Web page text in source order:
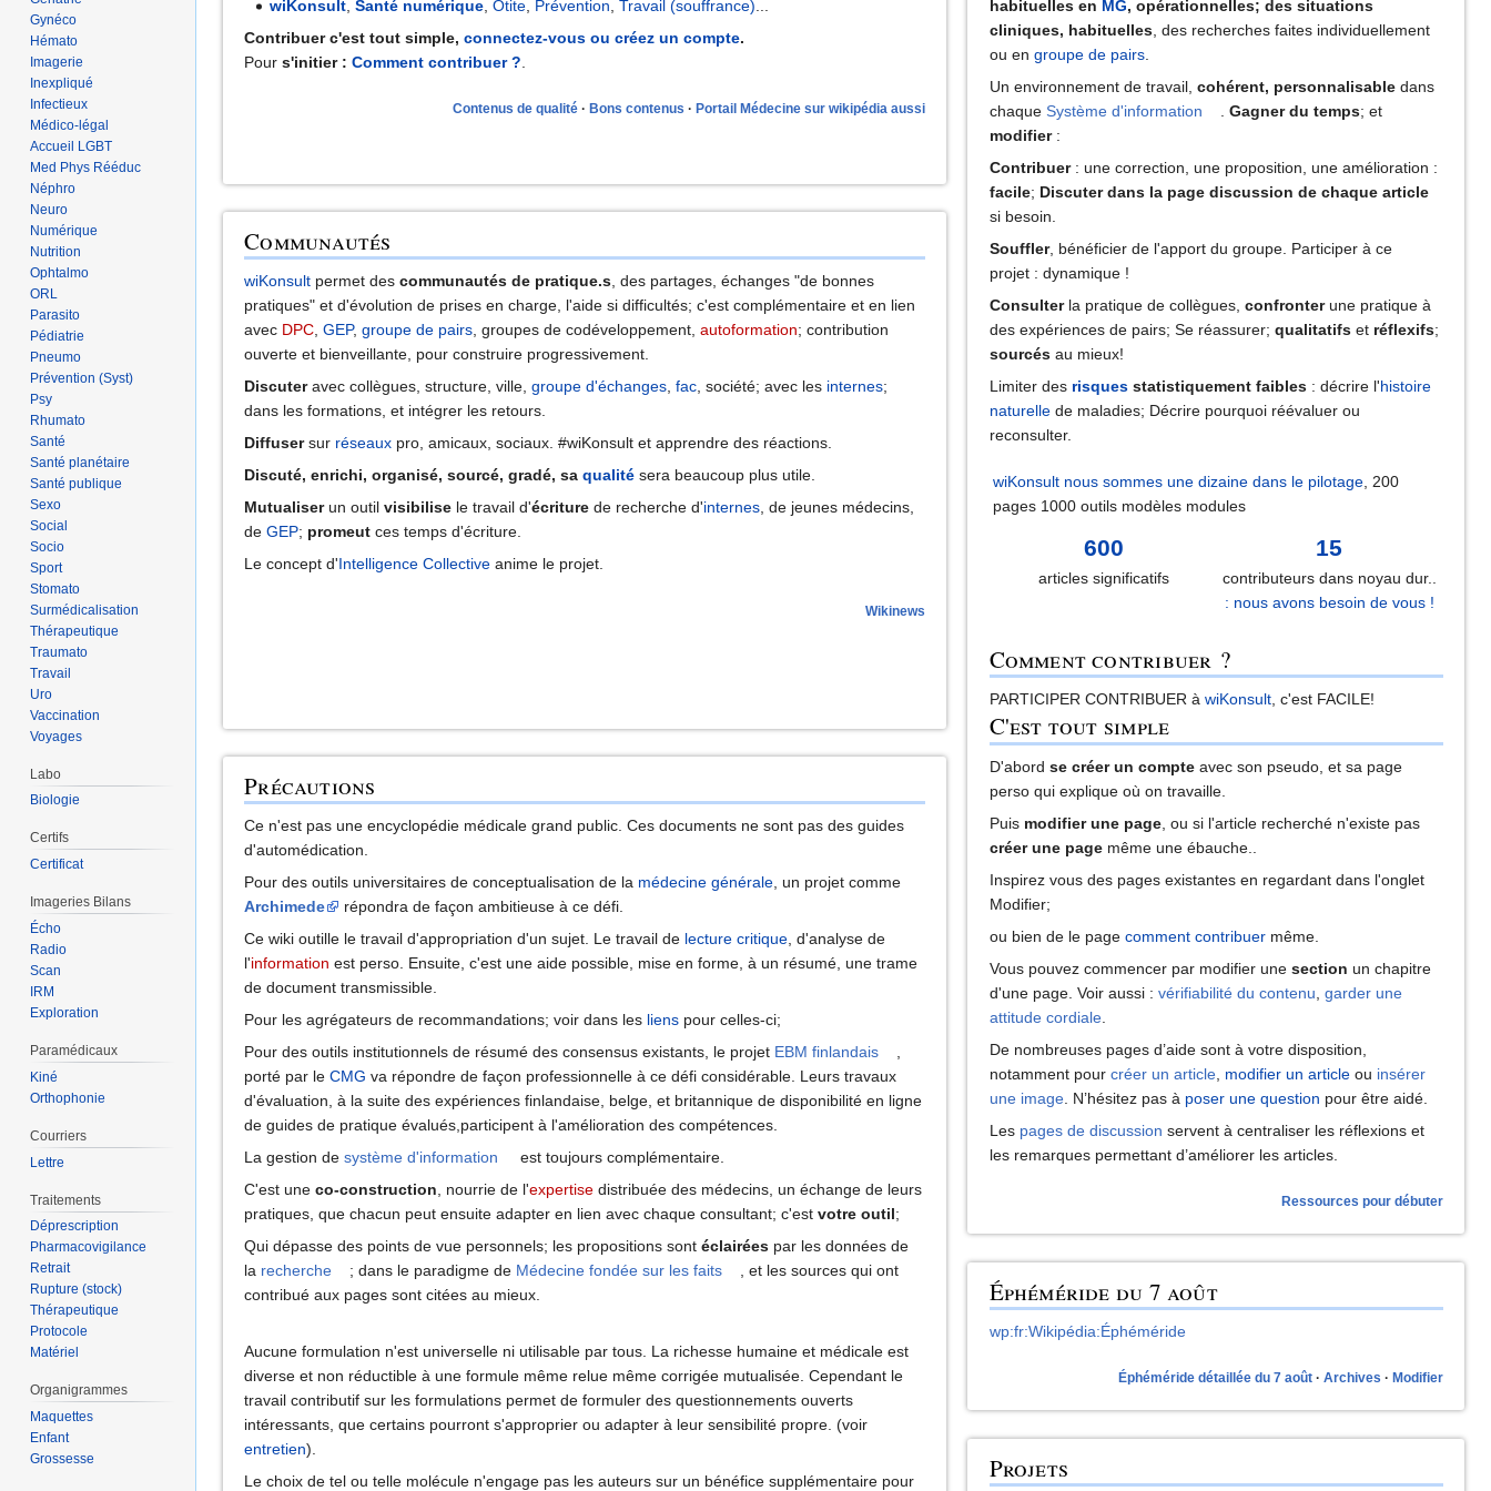
wiKonsult, Santé numérique, Otite, Prévention Travail (souffrance)
Contribuer c'est tout simple,connectez-vous ou créez un compte.
Pours'initier :Comment contribuer ?
Contenus de qualité Bons contenus Portail Médecine sur wikipédia aussi
Communautés
wiKonsult permet descommunautés de pratique.s, des partages, échanges "de bonnes
pratiques" et d'évolution de prises en charge, l'aide si difficultés; c'est complémentaire et en lien
avec DPC,GEP,groupe de pairs, groupes de codéveloppement,autoformation; contribution
ouverte et bienveillante, pour construire progressivement.
Discuteravec collègues, structure, ville,groupe d'échanges,fac, société; avec les internes;
dans les formations, et intégrer les retours.
Diffusersur réseaux pro, amicaux, sociaux. #wiKonsult et apprendre des réactions.
Discuté, enrichi, organisé, sourcé, gradé, saqualité sera beaucoup plus utile.
Mutualiserun outilvisibilise le travail d'écriture de recherche d'internes, de jeunes médecins,
deGEP; promeut ces temps d'écriture.
Le concept d'Intelligence Collective anime le projet.
Wikinews
Précautions
Ce n'est pas une encyclopédie médicale grand public. Ces documents ne sont pas des guides
d'automédication.
Pour des outils universitaires de conceptualisation de la médecine générale, un projet comme
Archimede
répondra de façon ambitieuse à ce défi.
Ce wiki outille le travail d'appropriation d'un sujet. Le travail de lecture critique, d'analyse de
l'information est perso. Ensuite, c'est une aide possible, mise en forme, à un résumé, une trame
de document transmissible.
Pour les agrégateurs de recommandations; voir dans les liens pour celles-ci;
Pour des outils institutionnels de résumé des consensus existants, le projet EBM finlandais
,
porté par leCMG va répondre de façon professionnelle à ce défi considérable. Leurs travaux
d'évaluation, à la suite des expériences finlandaise, belge, et britannique de disponibilité en ligne
de guides de pratique évalués,participent à l'amélioration des compétences.
La gestion desystème d'information
est toujours complémentaire.
C'est uneco-construction, nourrie de l'expertise distribuée des médecins, un échange de leurs
pratiques, que chacun peut ensuite adapter en lien avec chaque consultant; c'estvotre outil;
Qui dépasse des points de vue personnels; les propositions sontéclairées par les données de
la recherche ; dans le paradigme de Médecine fondée sur les faits
, et les sources qui ont
contribué aux pages sont citées au mieux.
Aucune formulation n'est universelle ni utilisable par tous. La richesse humaine et médicale est
diverse et non réductible à une formule même relue même corrigée mutualisée. Cependant le
travail contributif sur les formulations permet de formuler des questionnements ouverts
intéressants, que certains pourront s'approprier ou adapter à leur sensibilité propre. (voir
entretien).
Le choix de tel ou telle molécule n'engage pas les auteurs sur un bénéfice supplémentaire pour
habituelles en MG, opérationnelles; des situations
cliniques, habituelles, des recherches faites individuellement
ou en groupe de pairs.
Un environnement de travail, cohérent, personnalisabledans
chaque Système d'information Gagner du temps; et
modifier:
Contribuer: une correction, une proposition, une amélioration :
facile; Discuter dans la page discussion de chaque article
si besoin.
Souffler, bénéficier de l'apport du groupe. Participer à ce
projet : dynamique !
Consulterla pratique de collègues, confronterune pratique à
des expériences de pairs; Se réassurer; qualitatifset réflexifs;
sourcésau mieux!
Limiter des risquesstatistiquement faibles: décrire l'histoire
naturellede maladies; Décrire pourquoi réévaluer ou
reconsulter.
wiKonsult nous sommes une dizaine dans le pilotage, 200
pages 1000 outils modèles modules
600
articles significatifs
15
contributeurs dans noyau dur..
: nous avons besoin de vous !
Comment contribuer ?
PARTICIPER CONTRIBUER à wiKonsult, c'est FACILE!
C'est tout simple
D'abord se créer un compteavec son pseudo, et sa page
perso qui explique où on travaille.
Puis modifier une page, ou si l'article recherché n'existe pas
créer une pagemême une ébauche..
Inspirez vous des pages existantes en regardant dans l'onglet
Modifier;
ou bien de le page comment contribuermême.
Vous pouvez commencer par modifier une section un chapitre
d'une page. Voir aussi : vérifiabilité du contenu garder une
attitude cordiale.
De nombreuses pages d’aide sont à votre disposition,
notamment pour créer un article, modifier un articleou insérer
une image. N’hésitez pas à poser une question pour être aidé.
Les pages de discussion servent à centraliser les réflexions et
les remarques permettant d’améliorer les articles.
Ressources pour débuter
Éphéméride du 7 août
wp:fr:Wikipédia:Éphéméride
Éphéméride détaillée du 7 août Archives Modifier
Projets
Gynéco
Hémato
Imagerie
Inexpliqué
Infectieux
Médico-légal
Accueil LGBT
Med Phys Rééduc
Néphro
Neuro
Numérique
Nutrition
Ophtalmo
ORL
Parasito
Pédiatrie
Pneumo
Prévention (Syst)
Psy
Rhumato
Santé
Santé planétaire
Santé publique
Sexo
Social
Socio
Sport
Stomato
Surmédicalisation
Thérapeutique
Traumato
Travail
Uro
Vaccination
Voyages
Labo
Biologie
Certifs
Certificat
Imageries Bilans
Écho
Radio
Scan
IRM
Exploration
Paramédicaux
Kiné
Orthophonie
Courriers
Lettre
Traitements
Déprescription
Pharmacovigilance
Retrait
Rupture (stock)
Thérapeutique
Protocole
Matériel
Organigrammes
Maquettes
Enfant
Grossesse